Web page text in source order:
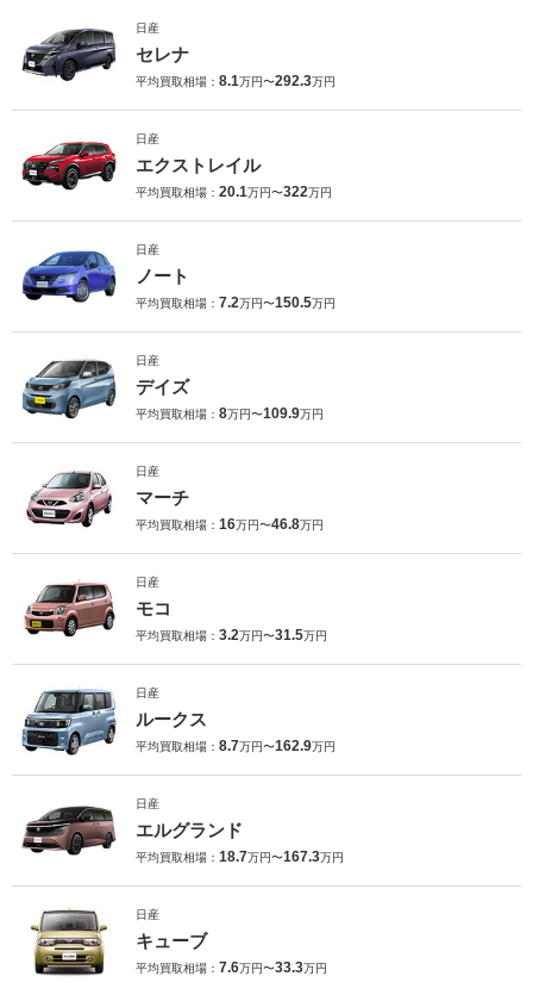
日産
セレナ
平均買取相場： 8.1万円〜292.3万円
日産
エクストレイル
平均買取相場： 20.1万円〜322万円
日産
ノート
平均買取相場： 7.2万円〜150.5万円
日産
デイズ
平均買取相場： 8万円〜109.9万円
日産
マーチ
平均買取相場： 16万円〜46.8万円
日産
モコ
平均買取相場： 3.2万円〜31.5万円
日産
ルークス
平均買取相場： 8.7万円〜162.9万円
日産
エルグランド
平均買取相場： 18.7万円〜167.3万円
日産
キューブ
平均買取相場： 7.6万円〜33.3万円